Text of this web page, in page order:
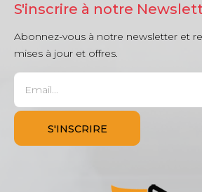
S'inscrire à notre
Abonnez-vous à notre newsletter et
mises à jour et offres.